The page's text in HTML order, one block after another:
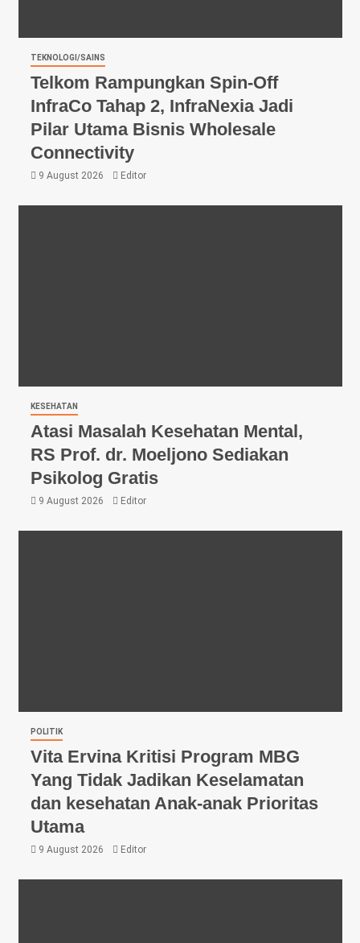
TEKNOLOGI/SAINS
Telkom Rampungkan Spin-Off
InfraCo Tahap 2, InfraNexia Jadi
Pilar Utama Bisnis Wholesale
Connectivity
9 August 2026 Editor
KESEHATAN
Atasi Masalah Kesehatan Mental,
RS Prof. dr. Moeljono Sediakan
Psikolog Gratis
9 August 2026 Editor
POLITIK
Vita Ervina Kritisi Program MBG
Yang Tidak Jadikan Keselamatan
dan kesehatan Anak-anak Prioritas
Utama
9 August 2026 Editor